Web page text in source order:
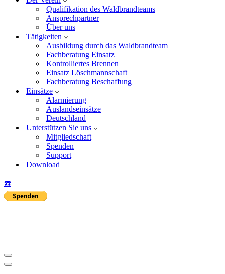
Qualifikation des Waldbrandteams
Ansprechpartner
Über uns
Tätigkeiten
Ausbildung durch das Waldbrandteam
Fachberatung Einsatz
Kontrolliertes Brennen
Einsatz Löschmannschaft
Fachberatung Beschaffung
Einsätze
Alarmierung
Auslandseinsätze
Deutschland
Unterstützen Sie uns
Mitgliedschaft
Spenden
Support
Download
☎️
Navigationsmenü
Navigationsmenü